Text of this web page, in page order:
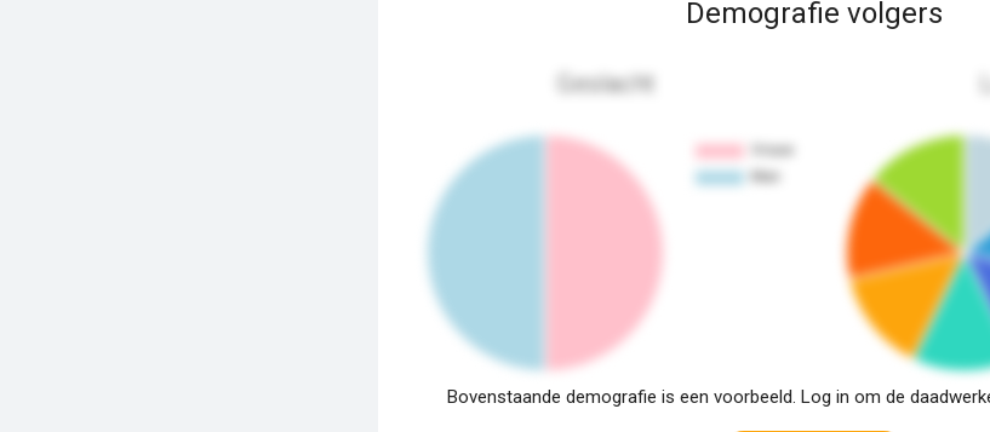
Demografie volgers
Geslacht
Bovenstaande demografie is een voorbeeld. Log in om de